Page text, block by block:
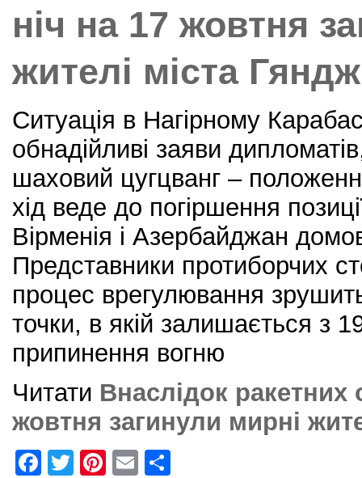
ніч на 17 жовтня
жителі міста
Ситуація в Нагірному
обнадійливі заяви
шаховий цугцванг –
хід веде до погіршення
Вірменія і Азербайджан
Представники протиборчих
процес врегулювання
точки, в якій залишається з
припинення вогню
Читати Внаслідок ракетних
жовтня загинули мирні
F
T
Pi
E